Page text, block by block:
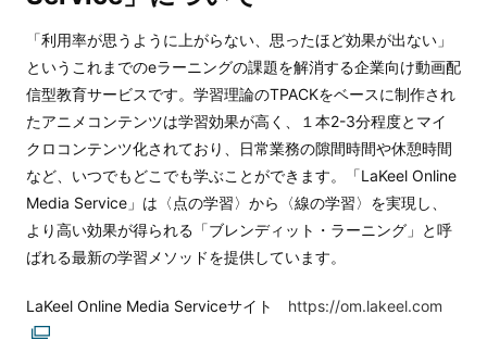
「利用率が思うように上がらない、思ったほど効果が出ない」
というこれまでのeラーニングの課題を解消する企業向け動画配
信型教育サービスです。学習理論のTPACKをベースに制作され
たアニメコンテンツは学習効果が高く、１本2-3分程度とマイ
クロコンテンツ化されており、日常業務の隙間時間や休憩時間
など、いつでもどこでも学ぶことができます。「LaKeel Online
Media Service」は〈点の学習〉から〈線の学習〉を実現し、
より高い効果が得られる「ブレンディット・ラーニング」と呼
ばれる最新の学習メソッドを提供しています。
LaKeel Online Media Serviceサイト https://om.lakeel.com